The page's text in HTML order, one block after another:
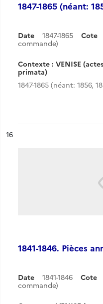
1847-1865 (néant:
Date 1847-1865 Cote
commande)
Contexte : VENISE
primata)
1847-1865 (néant: 1856,
n°
16
1841-1846. Pièces
Date 1841-1846 Cote
commande)